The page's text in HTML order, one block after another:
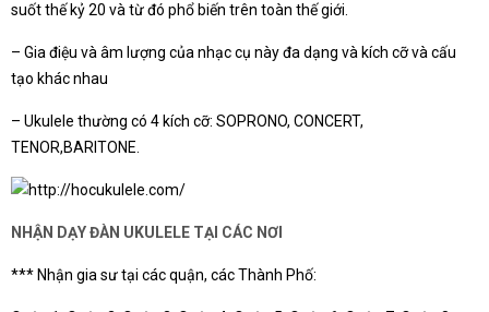
suốt thế kỷ 20 và từ đó phổ biến trên toàn thế giới.
– Gia điệu và âm lượng của nhạc cụ này đa dạng và kích cỡ và cấu
tạo khác nhau
– Ukulele thường có 4 kích cỡ: SOPRONO, CONCERT,
TENOR,BARITONE.
NHẬN DẠY ĐÀN UKULELE TẠI CÁC NƠI
*** Nhận gia sư tại các quận, các Thành Phố: